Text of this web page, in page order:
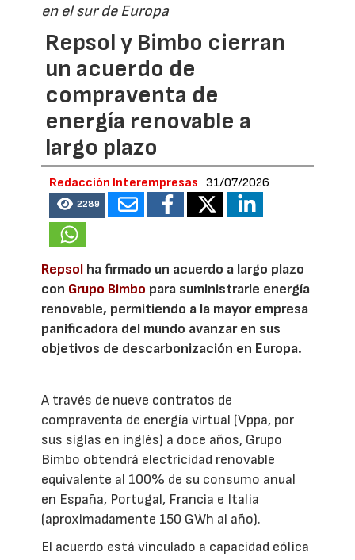
en el sur de Europa
Repsol y Bimbo cierran
un acuerdo de
compraventa de
energía renovable a
largo plazo
Redacción Interempresas 31/07/2026
2289
Repsol ha firmado un acuerdo a largo plazo
con Grupo Bimbo para suministrarle energía
renovable, permitiendo a la mayor empresa
panificadora del mundo avanzar en sus
objetivos de descarbonización en Europa.
A través de nueve contratos de
compraventa de energía virtual (Vppa, por
sus siglas en inglés) a doce años, Grupo
Bimbo obtendrá electricidad renovable
equivalente al 100% de su consumo anual
en España, Portugal, Francia e Italia
(aproximadamente 150 GWh al año).
El acuerdo está vinculado a capacidad eólica